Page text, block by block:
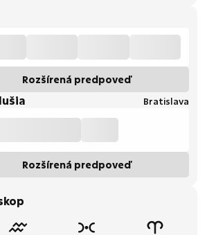
Rozšírená predpoveď
Bratislava
Rozšírená predpoveď